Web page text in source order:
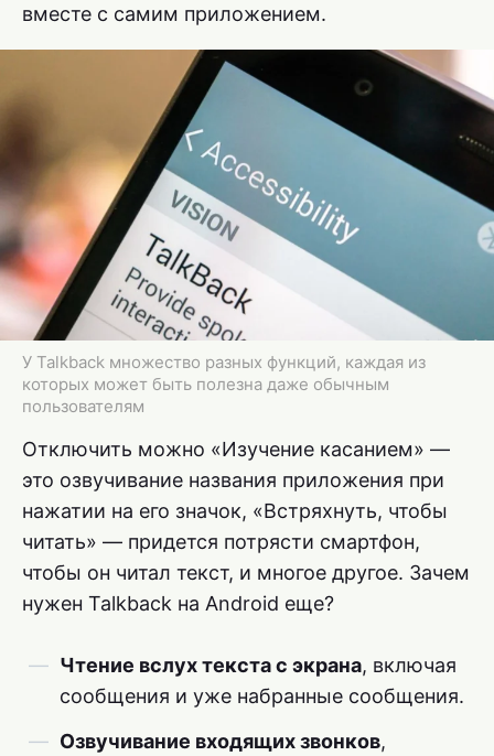
вместе с самим приложением.
У Talkback множество разных функций, каждая из
которых может быть полезна даже обычным
пользователям
Отключить можно «Изучение касанием» —
это озвучивание названия приложения при
нажатии на его значок, «Встряхнуть, чтобы
читать» — придется потрясти смартфон,
чтобы он читал текст, и многое другое. Зачем
нужен Talkback на Android еще?
Чтение вслух текста с экрана, включая
сообщения и уже набранные сообщения.
Озвучивание входящих звонков,